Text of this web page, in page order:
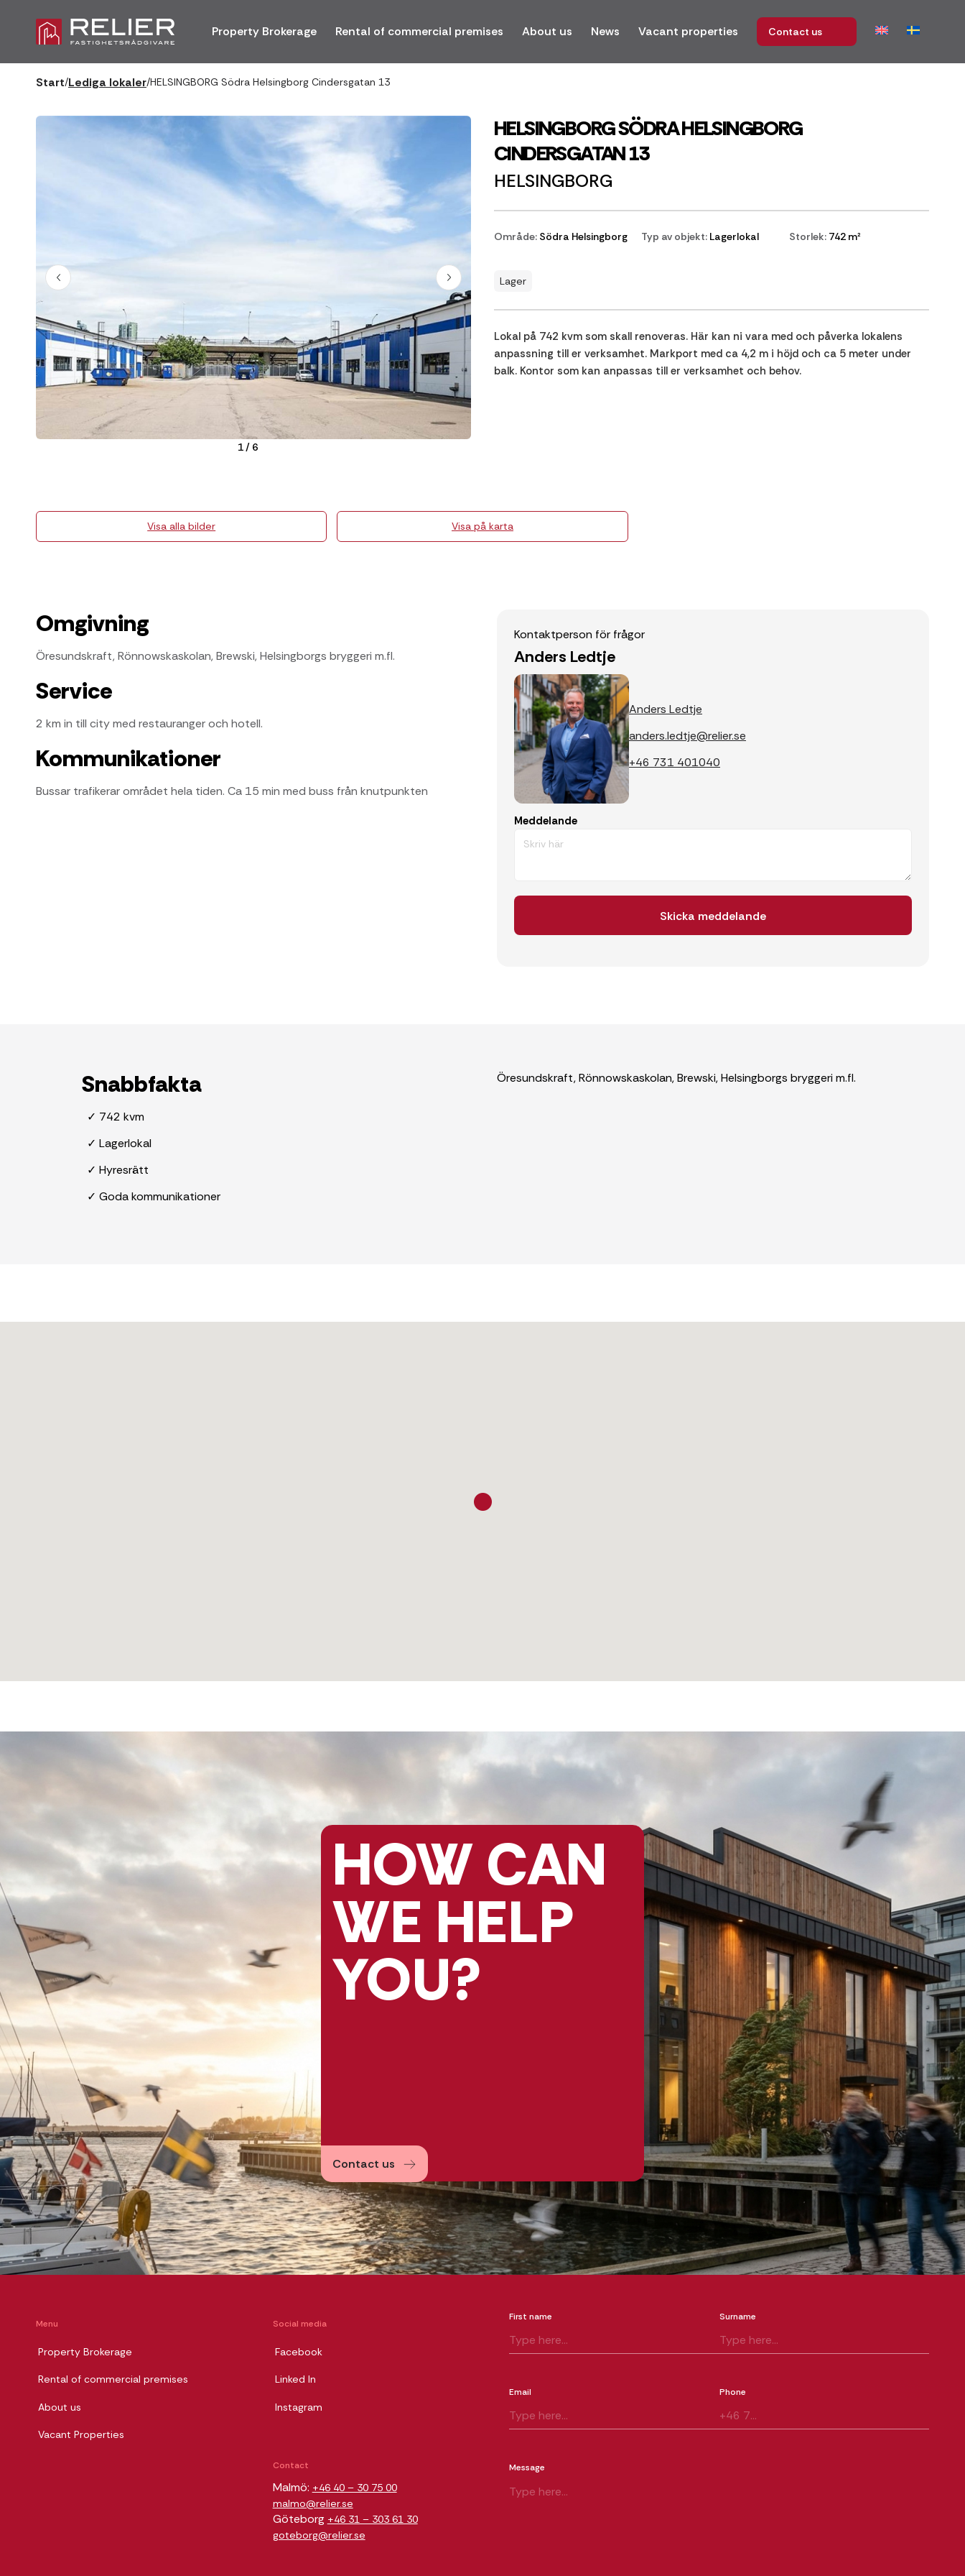
Property Brokerage Rental of commercial premises About us News Vacant properties Contact us
Start/Lediga lokaler/HELSINGBORG Södra Helsingborg Cindersgatan 13
1/ 6
HELSINGBORG SÖDRA HELSINGBORG
CINDERSGATAN 13
HELSINGBORG
Område: Södra Helsingborg Typ av objekt: Lagerlokal Storlek:742 m²
Lager
Lokal på 742 kvm som skall renoveras. Här kan ni vara med och påverka lokalens
anpassning till er verksamhet. Markport med ca 4,2 m i höjd och ca 5 meter under
balk. Kontor som kan anpassas till er verksamhet och behov.
Visa alla bilder Visa på karta
Omgivning
Öresundskraft, Rönnowskaskolan, Brewski, Helsingborgs bryggeri m.fl.
Service
2 km in till city med restauranger och hotell.
Kommunikationer
Bussar trafikerar området hela tiden. Ca 15 min med buss från knutpunkten
Kontaktperson för frågor
Anders Ledtje
Anders Ledtje
anders.ledtje@relier.se
+46 731 401040
Meddelande
Snabbfakta
✓ 742 kvm
✓ Lagerlokal
✓ Hyresrätt
✓ Goda kommunikationer
Öresundskraft, Rönnowskaskolan, Brewski, Helsingborgs bryggeri m.fl.
HOW CAN
WE HELP
YOU?
Contact us
Menu
Property Brokerage
Rental of commercial premises
About us
Vacant Properties
Social media
Facebook
Linked In
Instagram
Contact
Malmö: +46 40 – 30 75 00
malmo@relier.se
Göteborg +46 31 – 303 61 30
goteborg@relier.se
First name Surname
Email Phone
Message